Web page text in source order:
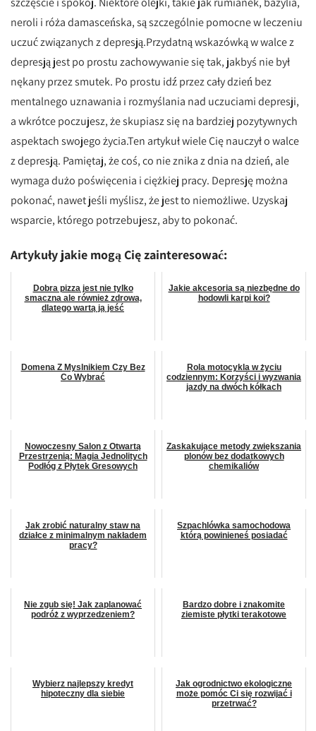
neroli i róża damasceńska, są szczególnie pomocne w leczeniu
uczuć związanych z depresją.Przydatną wskazówką w walce z
depresją jest po prostu zachowywanie się tak, jakbyś nie był
nękany przez smutek. Po prostu idź przez cały dzień bez
mentalnego uznawania i rozmyślania nad uczuciami depresji,
a wkrótce poczujesz, że skupiasz się na bardziej pozytywnych
aspektach swojego życia.Ten artykuł wiele Cię nauczył o walce
z depresją. Pamiętaj, że coś, co nie znika z dnia na dzień, ale
wymaga dużo poświęcenia i ciężkiej pracy. Depresję można
pokonać, nawet jeśli myślisz, że jest to niemożliwe. Uzyskaj
wsparcie, którego potrzebujesz, aby to pokonać.
Artykuły jakie mogą Cię zainteresować:
Dobra pizza jest nie tylko
smaczna ale również zdrowa,
dlatego wartą ją jeść
Jakie akcesoria są niezbędne do
hodowli karpi koi?
Domena Z Myslnikiem Czy Bez
Co Wybrać
Rola motocykla w życiu
codziennym: Korzyści i wyzwania
jazdy na dwóch kółkach
Nowoczesny Salon z Otwartą
Przestrzenią: Magia Jednolitych
Podłóg z Płytek Gresowych
Zaskakujące metody zwiększania
plonów bez dodatkowych
chemikaliów
Jak zrobić naturalny staw na
działce z minimalnym nakładem
pracy?
Szpachlówka samochodowa
którą powinieneś posiadać
Nie zgub się! Jak zaplanować
podróż z wyprzedzeniem?
Bardzo dobre i znakomite
ziemiste płytki terakotowe
Wybierz najlepszy kredyt
hipoteczny dla siebie
Jak ogrodnictwo ekologiczne
może pomóc Ci się rozwijać i
przetrwać?